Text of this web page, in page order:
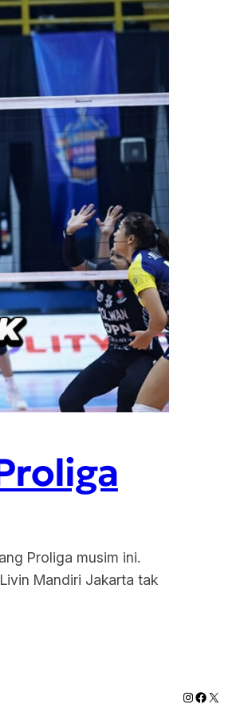
Proliga musim ini.
Mandiri Jakarta tak
Instagram
X